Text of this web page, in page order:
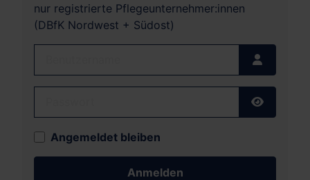
nur registrierte Pflegeunternehmer:innen
(DBfK Nordwest + Südost)
Angemeldet bleiben
Anmelden